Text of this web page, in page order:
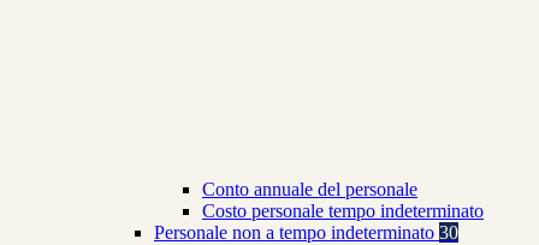
Conto annuale del personale
Costo personale tempo indeterminato
Personale non a tempo indeterminato 30